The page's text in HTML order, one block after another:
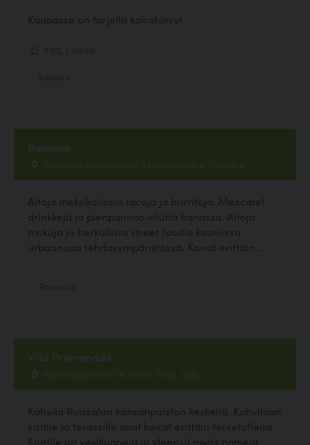
Kaupassa on tarjolla koirakärryt.
Ramona
Tehdaskartanonkatu 36, 33400 tampere, Tampere
Aitoja meksikolaisia tacoja ja burritoja. Mezcatel
drinkkejä ja pienpanimo-olutta hanassa. Aitoja
makuja ja herkullista street foodia kauniissa
urbaanissa tehdasympäristössä. Koirat erittäin...
Villa Promenade
Kansanpuistontie 76, 20100 Turku, Turku
Kahvila Ruissalon kansanpuiston keskellä. Kahvilaan
sisälle ja terassille ovat koirat erittäin tervetulleita.
Koirille on vesikuppeja ja yleensä myös nameja